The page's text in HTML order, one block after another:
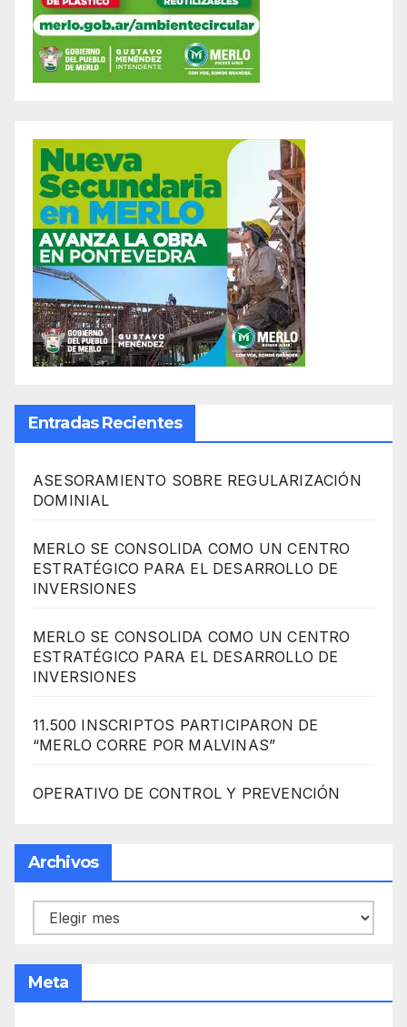
Entradas Recientes
ASESORAMIENTO SOBRE REGULARIZACIÓN
DOMINIAL
MERLO SE CONSOLIDA COMO UN CENTRO
ESTRATÉGICO PARA EL DESARROLLO DE
INVERSIONES
MERLO SE CONSOLIDA COMO UN CENTRO
ESTRATÉGICO PARA EL DESARROLLO DE
INVERSIONES
11.500 INSCRIPTOS PARTICIPARON DE
“MERLO CORRE POR MALVINAS”
OPERATIVO DE CONTROL Y PREVENCIÓN
Archivos
Archivos
Meta